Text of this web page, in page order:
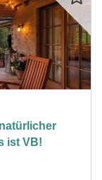
ist VB!